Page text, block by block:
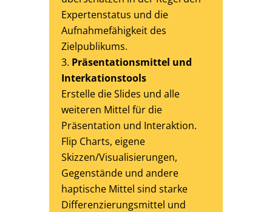
Expertenstatus und die
Aufnahmefähigkeit des
Zielpublikums.
Präsentationsmittel und
Interkationstools
Erstelle die Slides und alle
weiteren Mittel für die
Präsentation und Interaktion.
Flip Charts, eigene
Skizzen/Visualisierungen,
Gegenstände und andere
haptische Mittel sind starke
Differenzierungsmittel und